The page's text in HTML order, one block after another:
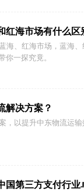
红海市场有什么区
海、红海市场，蓝海
一探究竟。
解决方案？
，以提升中东物流运
第三方支付行业